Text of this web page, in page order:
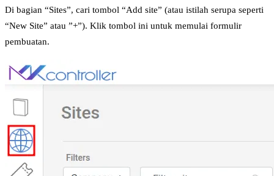
Di bagian “Sites”, cari tombol “Add site” (atau istilah serupa seperti
“New Site” atau ”+”). Klik tombol ini untuk memulai formulir
pembuatan.